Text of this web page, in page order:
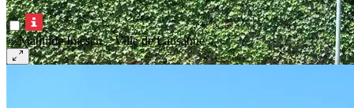
© Mathilde Imesch – Ville de Lausanne